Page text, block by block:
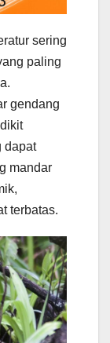
sering
paling
gendang
dapat
mandar
terbatas.